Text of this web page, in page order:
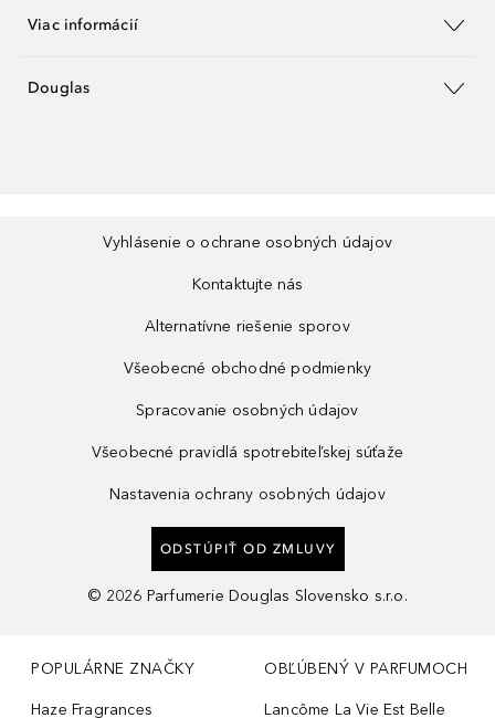
Viac informácií
Douglas
Vyhlásenie o ochrane osobných údajov
Kontaktujte nás
Alternatívne riešenie sporov
Všeobecné obchodné podmienky
Spracovanie osobných údajov
Všeobecné pravidlá spotrebiteľskej súťaže
Nastavenia ochrany osobných údajov
ODSTÚPIŤ OD ZMLUVY
© 2026 Parfumerie Douglas Slovensko s.r.o.
POPULÁRNE ZNAČKY
Haze Fragrances
OBĽÚBENÝ V PARFUMOCH
Lancôme La Vie Est Belle